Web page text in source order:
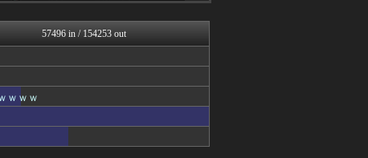
みそパンNEWS
ネトウヨにゅーす
ゆめ痛 -自動車まとめブロ...
にゅーすアルー！
オレ的ゲーム速報＠刃
おーるじゃんる
57496 in / 154253 out
ｗｗｗ